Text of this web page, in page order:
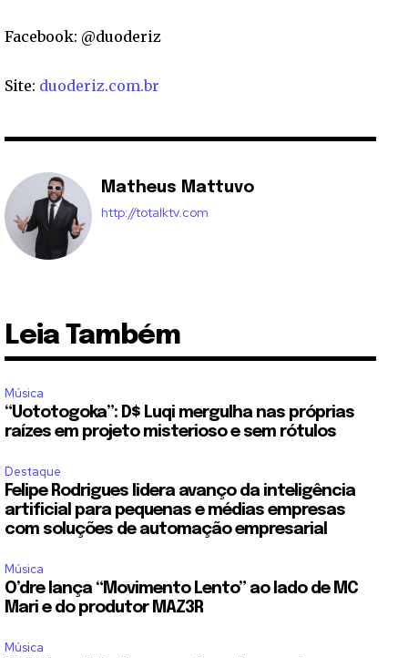
Facebook: @duoderiz
Site: duoderiz.com.br
Matheus Mattuvo
http://totalktv.com
Leia Também
Música
“Uototogoka”: D$ Luqi mergulha nas próprias
raízes em projeto misterioso e sem rótulos
Destaque
Felipe Rodrigues lidera avanço da inteligência
artificial para pequenas e médias empresas
com soluções de automação empresarial
Música
O’dre lança “Movimento Lento” ao lado de MC
Mari e do produtor MAZ3R
Música